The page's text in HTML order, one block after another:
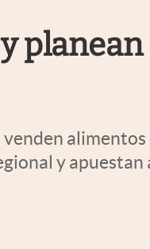
planean
alimentos
y apuestan